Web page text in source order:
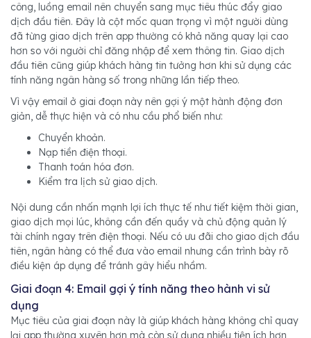
công, luồng email nên chuyển sang mục tiêu thúc đẩy giao
dịch đầu tiên. Đây là cột mốc quan trọng vì một người dùng
đã từng giao dịch trên app thường có khả năng quay lại cao
hơn so với người chỉ đăng nhập để xem thông tin. Giao dịch
đầu tiên cũng giúp khách hàng tin tưởng hơn khi sử dụng các
tính năng ngân hàng số trong những lần tiếp theo.
Vì vậy email ở giai đoạn này nên gợi ý một hành động đơn
giản, dễ thực hiện và có nhu cầu phổ biến như:
Chuyển khoản.
Nạp tiền điện thoại.
Thanh toán hóa đơn.
Kiểm tra lịch sử giao dịch.
Nội dung cần nhấn mạnh lợi ích thực tế như tiết kiệm thời gian,
giao dịch mọi lúc, không cần đến quầy và chủ động quản lý
tài chính ngay trên điện thoại. Nếu có ưu đãi cho giao dịch đầu
tiên, ngân hàng có thể đưa vào email nhưng cần trình bày rõ
điều kiện áp dụng để tránh gây hiểu nhầm.
Giai đoạn 4: Email gợi ý tính năng theo hành vi sử
dụng
Mục tiêu của giai đoạn này là giúp khách hàng không chỉ quay
lại app thường xuyên hơn mà còn sử dụng nhiều tiện ích hơn